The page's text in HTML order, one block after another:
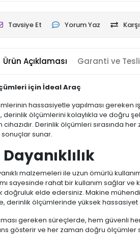
Tavsiye Et Yorum Yaz
Ürün Açıklaması Garanti ve
için İdeal Araç
hassasiyetle yapılması gereken
ölçümlerini kolaylıkla ve doğru
Derinlik ölçümleri sırasında
sunar.
malzemeleri ile uzun ömürlü
sayesinde rahat bir kullanım sağlar ve
elde edersiniz. Makine
derinlik ölçümlerinde yüksek hassasiyet
gereken süreçlerde, hem güvenli
gösterir ve her zaman doğru ölçümler